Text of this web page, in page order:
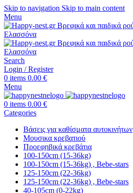
Skip to navigation Skip to main content
Menu
Search
Login / Register
0 items 0.00 €
Menu
0 items 0.00 €
Categories
Βάσεις για καθίσματα αυτοκινήτων
Μουσικα κρεβατιού
Προεφηβικά κρεβάτια
100-150cm (15-36kg)
100-150cm (15-36kg) , Bebe-stars
125-150cm (22-36kg)
125-150cm (22-36kg) , Bebe-stars
40-105cm (0-22kg)